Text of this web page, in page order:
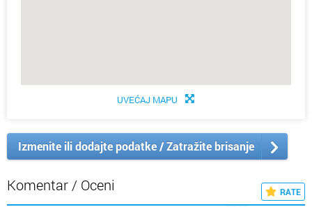
UVEĆAJ MAPU
Izmenite ili dodajte podatke / Zatražite brisanje
Komentar / Oceni RATE